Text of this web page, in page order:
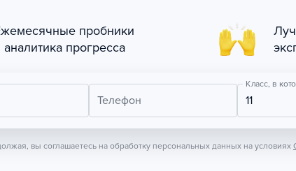
пробники
аналитика прогресса
Телефон
Класс, в
11
вы соглашаетесь на обработку персональных данных на условиях